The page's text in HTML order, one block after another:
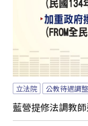
立法院 公教待遇調整
藍營提修法調教